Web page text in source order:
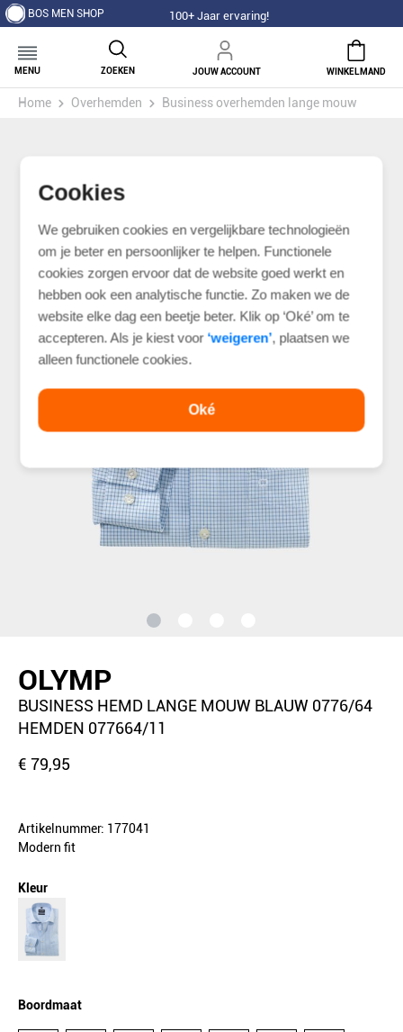
Cookies
We gebruiken cookies en vergelijkbare technologieën
om je beter en persoonlijker te helpen. Functionele
cookies zorgen ervoor dat de website goed werkt en
hebben ook een analytische functie. Zo maken we de
website elke dag een beetje beter. Klik op ‘Oké’ om te
accepteren. Als je kiest voor ‘weigeren’, plaatsen we
alleen functionele cookies.
Oké
BOS MEN SHOP 100+ Jaar ervaring!
MENU ZOEKEN JOUW ACCOUNT WINKELMAND
Home Overhemden Business overhemden lange mouw
OLYMP
BUSINESS HEMD LANGE MOUW BLAUW 0776/64
HEMDEN 077664/11
€ 79,95
Artikelnummer: 177041
Modern fit
Kleur
Boordmaat